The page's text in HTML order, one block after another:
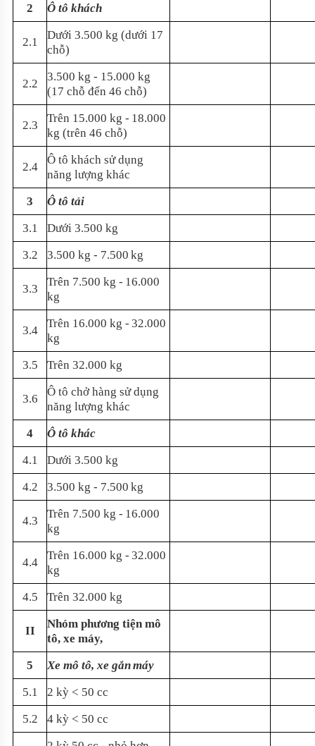
2
Ô tô khách
2.1
Dưới 3.500 kg (dưới 17
chỗ)
2.2
3.500 kg - 15.000 kg
(17 chỗ đến 46 chỗ)
2.3
Trên 15.000 kg - 18.000
kg (trên 46 chỗ)
2.4
Ô tô khách sử dụng
năng lượng khác
3
Ô tô tải
3.1
Dưới 3.500 kg
3.2
3.500 kg - 7.500 kg
3.3
Trên 7.500 kg - 16.000
kg
3.4
Trên 16.000 kg - 32.000
kg
3.5
Trên 32.000 kg
3.6
Ô tô chở hàng sử dụng
năng lượng khác
4
Ô tô khác
4.1
Dưới 3.500 kg
4.2
3.500 kg - 7.500 kg
4.3
Trên 7.500 kg - 16.000
kg
4.4
Trên 16.000 kg - 32.000
kg
4.5
Trên 32.000 kg
II
Nhóm phương tiện mô
tô, xe máy,
5
Xe mô tô, xe gắnmáy
5.1
2 kỳ < 50 cc
5.2
4 kỳ < 50 cc